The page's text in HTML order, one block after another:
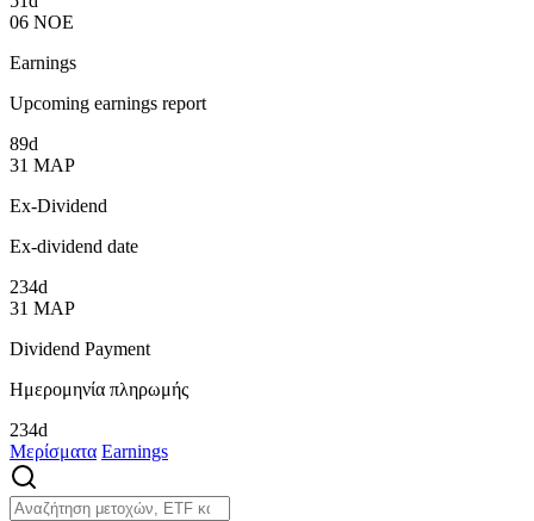
06 ΝΟΕ
Earnings
Upcoming earnings report
89d
31 ΜΑΡ
Ex-Dividend
Ex-dividend date
234d
31 ΜΑΡ
Dividend Payment
Ημερομηνία πληρωμής
234d
Μερίσματα Earnings